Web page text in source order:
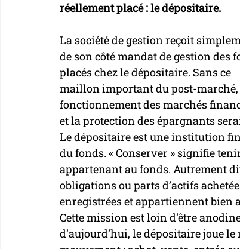
réellement placé : le dépositaire.
La société de gestion reçoit
de son côté mandat de gestion des
placés chez le dépositaire. Sans ce
maillon important du post-marché,
fonctionnement des marchés
et la protection des épargnants
Le dépositaire est une institution
du fonds. « Conserver » signifie
appartenant au fonds. Autrement
obligations ou parts d’actifs
enregistrées et appartiennent bien
Cette mission est loin d’être
d’aujourd’hui, le dépositaire joue